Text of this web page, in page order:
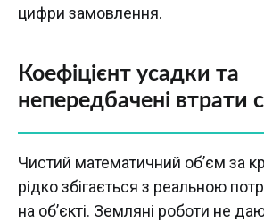
цифри замовлення.
Коефіцієнт усадки та
непередбачені втрати
Чистий математичний об’єм за
рідко збігається з реальною
на об’єкті. Земляні роботи не